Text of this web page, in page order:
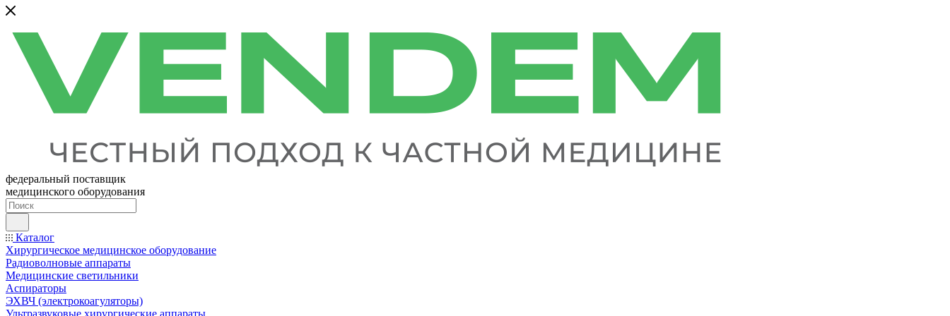
федеральный поставщик
медицинского оборудования
Каталог
Хирургическое медицинское оборудование
Радиоволновые аппараты
Медицинские светильники
Аспираторы
ЭХВЧ (электрокоагуляторы)
Ультразвуковые хирургические аппараты